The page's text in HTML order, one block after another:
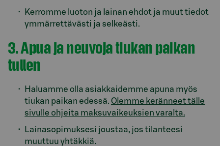
Kerromme luoton ja lainan ehdot ja muut tiedot
ymmärrettävästi ja selkeästi.
3. Apua ja neuvoja tiukan paikan
tullen
Haluamme olla asiakkaidemme apuna myös
tiukan paikan edessä. Olemme keränneet tälle
sivulle ohjeita maksuvaikeuksien varalta.
Lainasopimuksesi joustaa, jos tilanteesi
muuttuu yhtäkkiä.